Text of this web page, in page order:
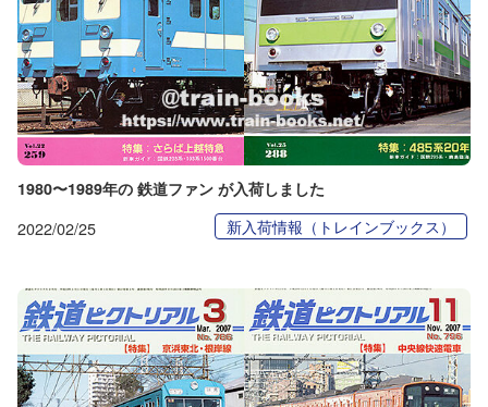
1980〜1989年の 鉄道ファン が入荷しました
2022/02/25 新入荷情報（トレインブックス）